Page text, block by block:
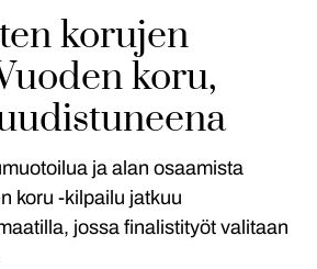
korujen
koru,
ja alan osaamista
koru -kilpailu jatkuu
jossa finalistityöt valitaan